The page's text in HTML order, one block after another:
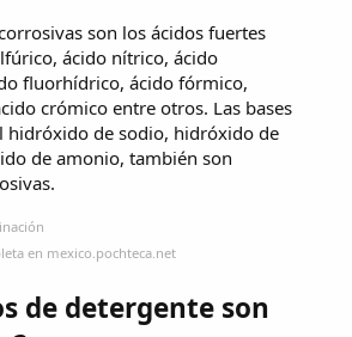
son los ácidos fuertes
ácido nítrico, ácido
fluorhídrico, ácido fórmico,
crómico entre otros. Las bases
hidróxido de sodio, hidróxido de
de amonio, también son
en mexico.pochteca.net
de detergente son